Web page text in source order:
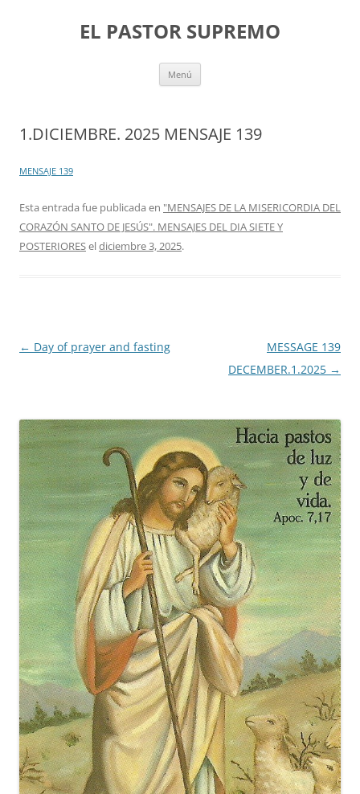
EL PASTOR SUPREMO
Menú
1.DICIEMBRE. 2025 MENSAJE 139
MENSAJE 139
Esta entrada fue publicada en "MENSAJES DE LA MISERICORDIA DEL
CORAZÓN SANTO DE JESÚS". MENSAJES DEL DIA SIETE Y
POSTERIORESeldiciembre 3, 2025.
Navegación
← Day of prayer and fasting
MESSAGE 139
DECEMBER.1.2025 →